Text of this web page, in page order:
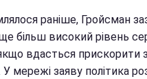
раніше, Гройсман
більш високий рівень
вдасться прискорити
У мережі заяву політика